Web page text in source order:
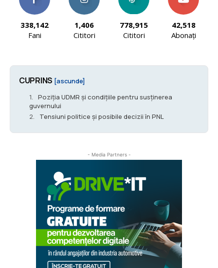
338,142
Fani
1,406
Cititori
778,915
Cititori
42,518
Abonați
CUPRINS [ascunde]
Poziția UDMR și condițiile pentru susținerea
guvernului
Tensiuni politice și posibile decizii în PNL
- Media Partners -